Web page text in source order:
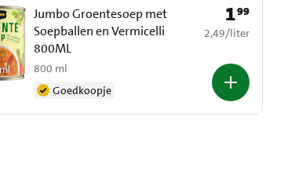
Jumbo Groentesoep met
Soepballen en Vermicelli
800ML
800 ml
Goedkoopje
Prijs: € 1,99
199
€ 2,49 per liter
2,49/liter